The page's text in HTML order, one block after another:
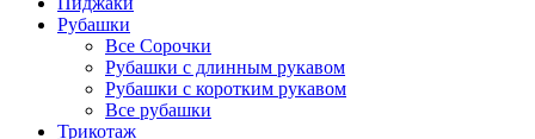
Рубашки
Все Сорочки
Рубашки с длинным рукавом
Рубашки с коротким рукавом
Все рубашки
Трикотаж